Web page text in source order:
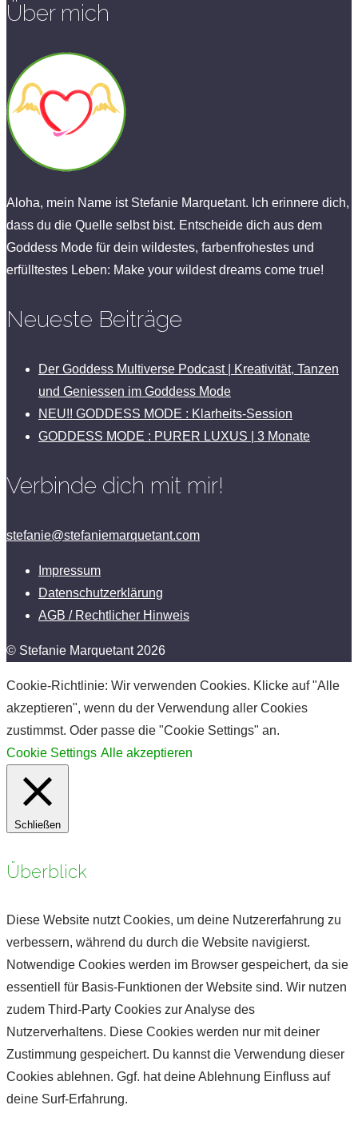
Über mich
Aloha, mein Name ist Stefanie Marquetant. Ich erinnere dich,
dass du die Quelle selbst bist. Entscheide dich aus dem
Goddess Mode für dein wildestes, farbenfrohestes und
erfülltestes Leben: Make your wildest dreams come true!
Neueste Beiträge
Der Goddess Multiverse Podcast | Kreativität, Tanzen
und Geniessen im Goddess Mode
NEU!! GODDESS MODE : Klarheits-Session
GODDESS MODE : PURER LUXUS | 3 Monate
Verbinde dich mit mir!
stefanie@stefaniemarquetant.com
Impressum
Datenschutzerklärung
AGB / Rechtlicher Hinweis
© Stefanie Marquetant 2026
Cookie-Richtlinie: Wir verwenden Cookies. Klicke auf "Alle
akzeptieren", wenn du der Verwendung aller Cookies
zustimmst. Oder passe die "Cookie Settings" an.
Cookie Settings Alle akzeptieren
Schließen
Überblick
Diese Website nutzt Cookies, um deine Nutzererfahrung zu
verbessern, während du durch die Website navigierst.
Notwendige Cookies werden im Browser gespeichert, da sie
essentiell für Basis-Funktionen der Website sind. Wir nutzen
zudem Third-Party Cookies zur Analyse des
Nutzerverhaltens. Diese Cookies werden nur mit deiner
Zustimmung gespeichert. Du kannst die Verwendung dieser
Cookies ablehnen. Ggf. hat deine Ablehnung Einfluss auf
deine Surf-Erfahrung.